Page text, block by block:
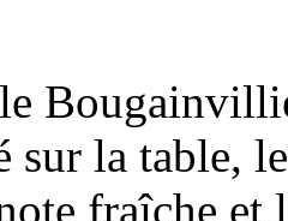
sur la table,
fraîche et